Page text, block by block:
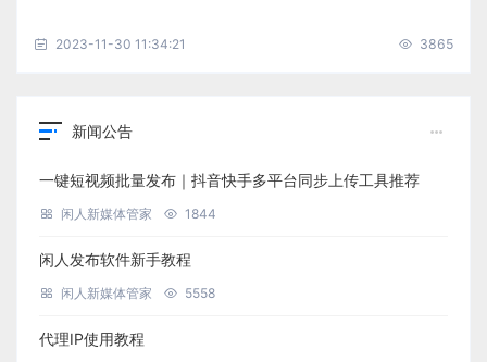
2023-11-30 11:34:21 3865
新闻公告
一键短视频批量发布｜抖音快手多平台同步上传工具推荐
闲人新媒体管家 1844
闲人发布软件新手教程
闲人新媒体管家 5558
代理IP使用教程